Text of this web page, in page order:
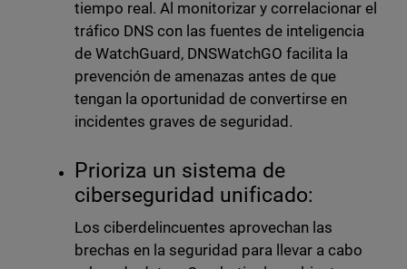
tiempo real. Al monitorizar y correlacionar el
tráfico DNS con las fuentes de inteligencia
de WatchGuard, DNSWatchGO facilita la
prevención de amenazas antes de que
tengan la oportunidad de convertirse en
incidentes graves de seguridad.
Prioriza un sistema de
ciberseguridad unificado:
Los ciberdelincuentes aprovechan las
brechas en la seguridad para llevar a cabo